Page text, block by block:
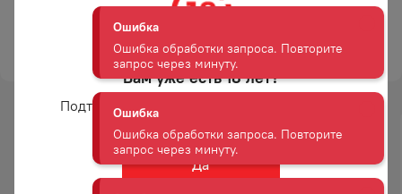
ТОРГОВАЯ МАРКА
АННО ДОМИНИ
-15%
АКЦИЯ
Ошибка
Ошибка обработки запроса. Повторите
запрос через минуту.
Ошибка
Ошибка обработки запроса. Повторите
запрос через минуту.
Вам уже есть 18 лет?
Подтвердите возраст для просмотра сайта
Да